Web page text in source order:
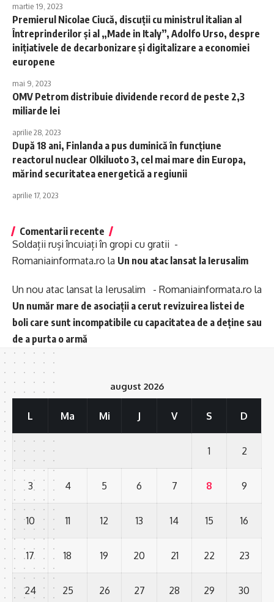
martie 19, 2023
Premierul Nicolae Ciucă, discuţii cu ministrul italian al
Întreprinderilor şi al „Made in Italy”, Adolfo Urso, despre
iniţiativele de decarbonizare şi digitalizare a economiei
europene
mai 9, 2023
OMV Petrom distribuie dividende record de peste 2,3
miliarde lei
aprilie 28, 2023
După 18 ani, Finlanda a pus duminică în funcţiune
reactorul nuclear Olkiluoto 3, cel mai mare din Europa,
mărind securitatea energetică a regiunii
aprilie 17, 2023
Comentarii recente
Soldații ruși încuiați în gropi cu gratii -
Romaniainformata.ro la Un nou atac lansat la Ierusalim
Un nou atac lansat la Ierusalim - Romaniainformata.ro la
Un număr mare de asociații a cerut revizuirea listei de
boli care sunt incompatibile cu capacitatea de a deține sau
de a purta o armă
august 2026
L Ma Mi J V S D
1 2
3 4 5 6 7 8 9
10 11 12 13 14 15 16
17 18 19 20 21 22 23
24 25 26 27 28 29 30